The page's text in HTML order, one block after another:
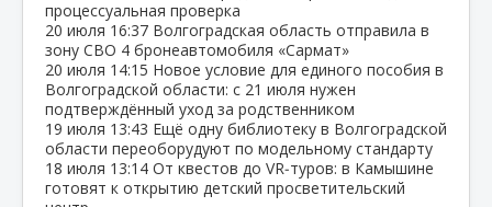
процессуальная проверка
20 июля 16:37 Волгоградская область отправила в
зону СВО 4 бронеавтомобиля «Сармат»
20 июля 14:15 Новое условие для единого пособия в
Волгоградской области: с 21 июля нужен
подтверждённый уход за родственником
19 июля 13:43 Ещё одну библиотеку в Волгоградской
области переоборудуют по модельному стандарту
18 июля 13:14 От квестов до VR‑туров: в Камышине
готовят к открытию детский просветительский